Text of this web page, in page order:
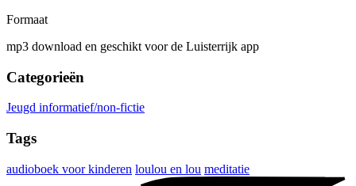
Formaat
mp3 download en geschikt voor de Luisterrijk app
Categorieën
Jeugd informatief/non-fictie
Tags
audioboek voor kinderen loulou en lou meditatie